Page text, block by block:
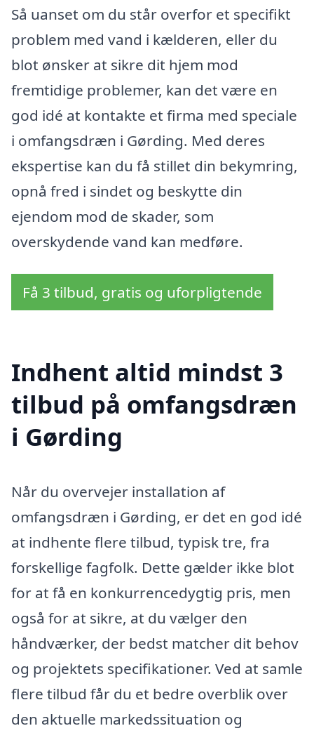
Så uanset om du står overfor et specifikt
problem med vand i kælderen, eller du
blot ønsker at sikre dit hjem mod
fremtidige problemer, kan det være en
god idé at kontakte et firma med speciale
i omfangsdræn i Gørding. Med deres
ekspertise kan du få stillet din bekymring,
opnå fred i sindet og beskytte din
ejendom mod de skader, som
overskydende vand kan medføre.
Få 3 tilbud, gratis og uforpligtende
Indhent altid mindst 3
tilbud på omfangsdræn
i Gørding
Når du overvejer installation af
omfangsdræn i Gørding, er det en god idé
at indhente flere tilbud, typisk tre, fra
forskellige fagfolk. Dette gælder ikke blot
for at få en konkurrencedygtig pris, men
også for at sikre, at du vælger den
håndværker, der bedst matcher dit behov
og projektets specifikationer. Ved at samle
flere tilbud får du et bedre overblik over
den aktuelle markedssituation og